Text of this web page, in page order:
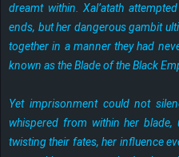
dreamt within. Xal’atath
ends, but her dangerous gambit
together in a manner they had
known as the Blade of the Black
Yet imprisonment could not
whispered from within her
twisting their fates, her influence